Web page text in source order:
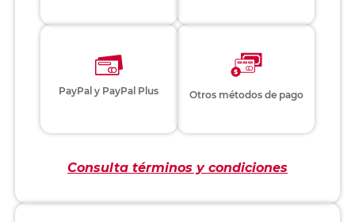
PayPal y PayPal Plus Otros métodos de pago
Consulta términos y condiciones